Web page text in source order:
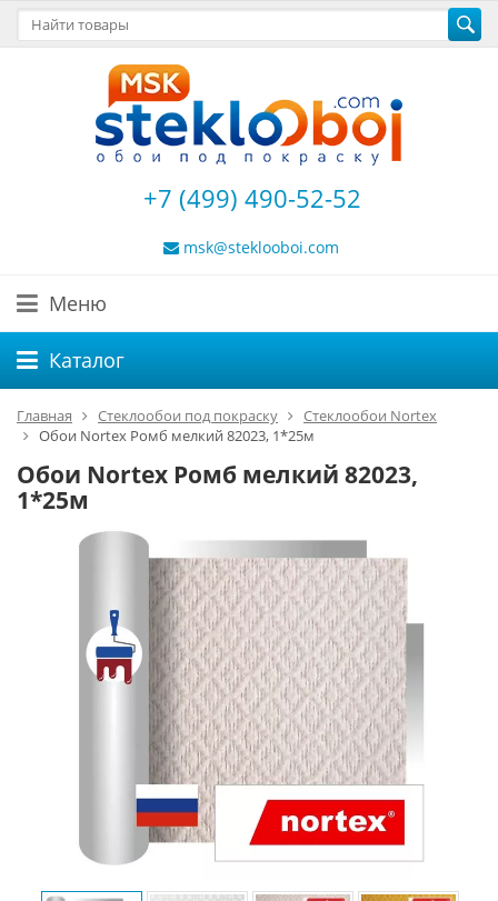
+7 (499) 490-52-52
msk@steklooboi.com
Меню
Каталог
Главная Стеклообои под покраску
Стеклообои Nortex
Обои Nortex Ромб мелкий 82023, 1*25м
Обои Nortex Ромб мелкий 82023,
1*25м